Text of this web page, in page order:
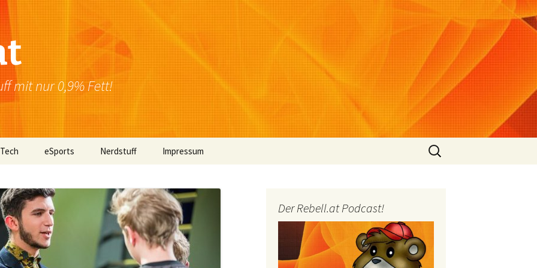
mit nur 0,9% Fett!
Mac OS
Linux
Browser
eSports Nerdstuff Impressum
Suchen
nach:
Der Rebell.at Podcast!